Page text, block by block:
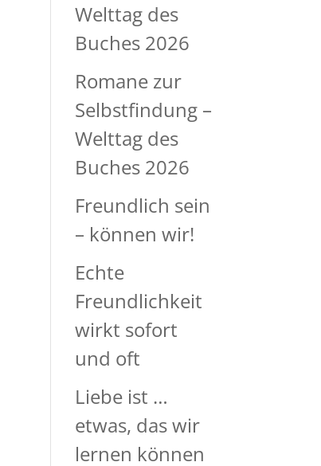
Welttag des
Buches 2026
Romane zur
Selbstfindung –
Welttag des
Buches 2026
Freundlich sein
– können wir!
Echte
Freundlichkeit
wirkt sofort
und oft
Liebe ist …
etwas, das wir
lernen können